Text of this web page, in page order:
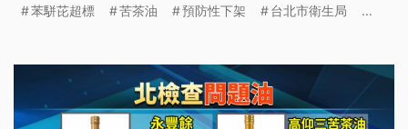
示為台灣原生果的苦茶油販售，已經涉及詐欺。前日
昨日晚間裁准檢方聲請羈押禁見。
苯駢芘超標 苦茶油 預防性下架 台北市衛生局 ...